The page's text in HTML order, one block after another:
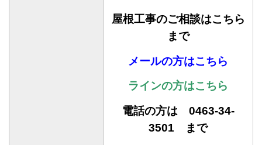
屋根工事のご相談はこちら
まで
メールの方はこちら
ラインの方はこちら
電話の方は 0463-34-
3501 まで